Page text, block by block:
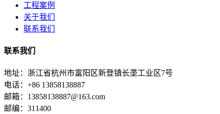
工程案例
关于我们
联系我们
联系我们
地址：浙江省杭州市富阳区新登镇长垄工业区7号
电话：+86 13858138887
邮箱：13858138887@163.com
邮编：311400